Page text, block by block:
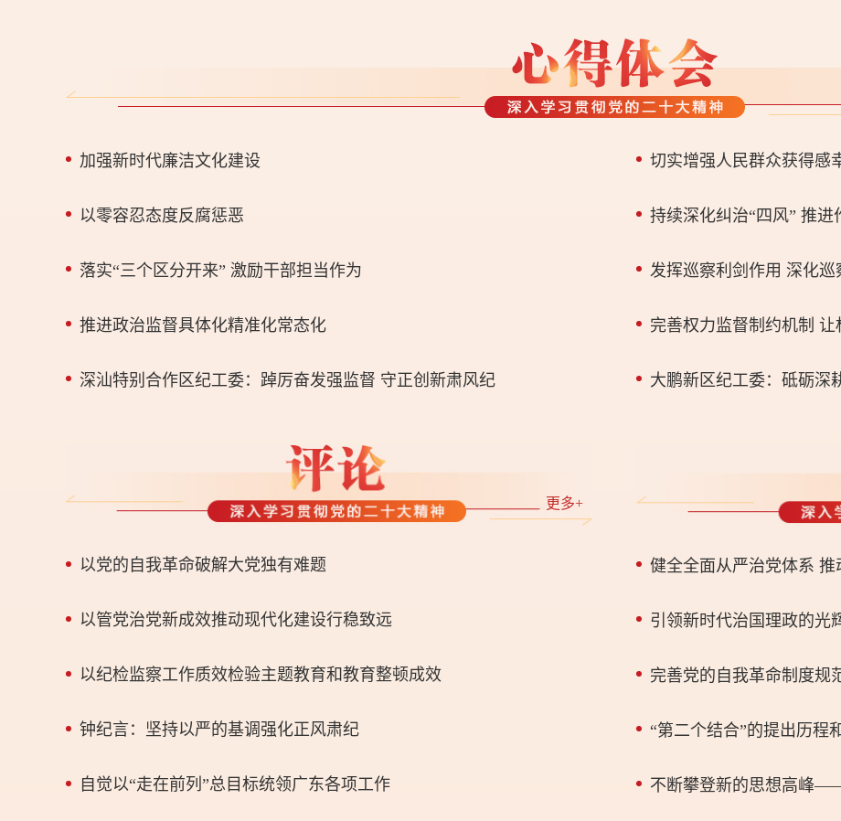
加强新时代廉洁文化建设 切实增强人民群众获得感
以零容忍态度反腐惩恶 持续深化纠治“四风” 推
落实“三个区分开来” 激励干部担当作为 发挥巡察利剑作用 深化巡
推进政治监督具体化精准化常态化 完善权力监督制约机制
深汕特别合作区纪工委：踔厉奋发强监督 守正创新肃风纪
更多+
以党的自我革命破解大党独有难题
以管党治党新成效推动现代化建设行稳致远
以纪检监察工作质效检验主题教育和教育整顿成效
钟纪言：坚持以严的基调强化正风肃纪
自觉以“走在前列”总目标统领广东各项工作
健全全面从严治党体系
引领新时代治国理政的光
完善党的自我革命制度规
“第二个结合”的提出历程